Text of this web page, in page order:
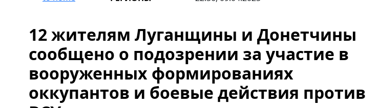
12 жителям Луганщины и Донетчины
сообщено о подозрении за участие в
вооруженных формированиях
оккупантов и боевые действия против